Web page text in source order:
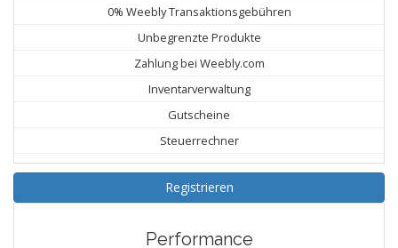
0% Weebly Transaktionsgebühren
Unbegrenzte Produkte
Zahlung bei Weebly.com
Inventarverwaltung
Gutscheine
Steuerrechner
Registrieren
Performance